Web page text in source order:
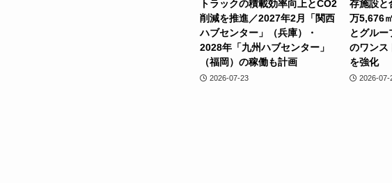
トラックの積載効率向上とCO2
削減を推進／2027年2月「関西
ハブセンター」（兵庫）・
2028年「九州ハブセンター」
（福岡）の稼働も計画
2026-07-23
存施設と
万5,676
とグル
のワンス
を強化
2026-07-